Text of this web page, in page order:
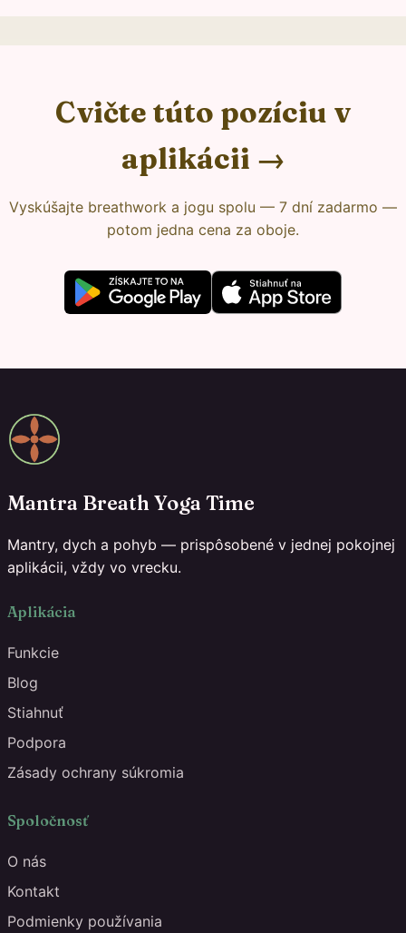
Cvičte túto pozíciu v
aplikácii →
Vyskúšajte breathwork a jogu spolu — 7 dní zadarmo —
potom jedna cena za oboje.
Mantra Breath Yoga Time
Mantry, dych a pohyb — prispôsobené v jednej pokojnej
aplikácii, vždy vo vrecku.
Aplikácia
Funkcie
Blog
Stiahnuť
Podpora
Zásady ochrany súkromia
Spoločnosť
O nás
Kontakt
Podmienky používania